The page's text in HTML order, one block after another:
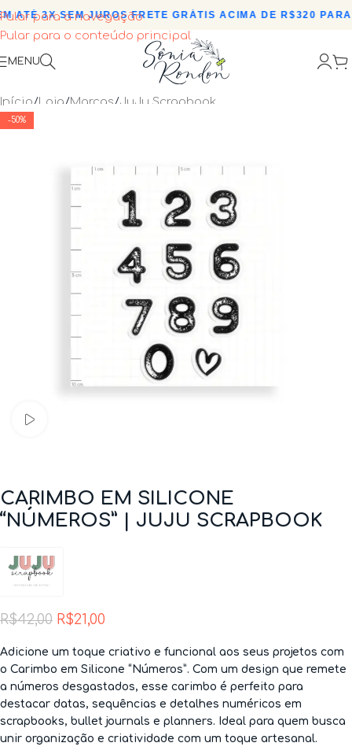
Pular para a navegação
Pular para o conteúdo principal
ATÉ 3X SEM JUROS•FRETE GRÁTIS ACIMA DE R$320 PARA
MENU
Início/Loja/Marcas/JuJu Scrapbook
-50%
CARIMBO EM SILICONE
“NÚMEROS” | JUJU SCRAPBOOK
R$42,00 R$21,00
Adicione um toque criativo e funcional aos seus projetos com
o Carimbo em Silicone “Números”. Com um design que remete
a números desgastados, esse carimbo é perfeito para
destacar datas, sequências e detalhes numéricos em
scrapbooks, bullet journals e planners. Ideal para quem busca
unir organização e criatividade com um toque artesanal.